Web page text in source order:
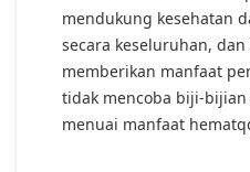
mendukung kesehatan
secara keseluruhan,
memberikan manfaat
tidak mencoba biji-
menuai manfaat